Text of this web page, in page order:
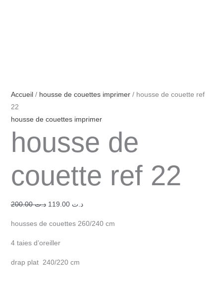
Accueil/ housse de couettes imprimer/ housse de couette ref
22
housse de couettes imprimer
housse de
couette ref 22
د.ت200.00 د.ت 119.00
housses de couettes 260/240 cm
4 taies d’oreiller
drap plat 240/220 cm